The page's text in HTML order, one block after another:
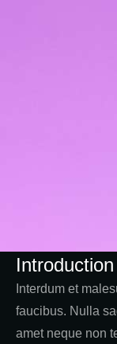
Introduction
Interdum et
faucibus. Nulla
amet neque non